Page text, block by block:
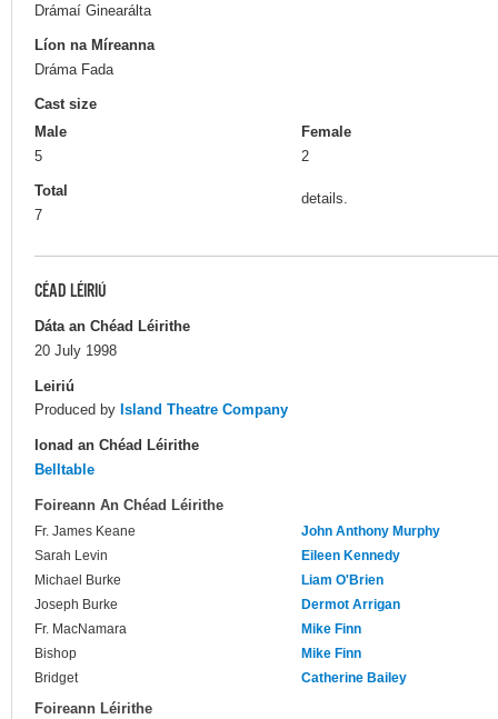
Drámaí Ginearálta
Líon na Míreanna
Dráma Fada
Cast size
Male
5
Female
2
Total
7
details.
CÉAD LÉIRIÚ
Dáta an Chéad Léirithe
20 July 1998
Leiriú
Produced by Island Theatre Company
Ionad an Chéad Léirithe
Belltable
Foireann An Chéad Léirithe
Fr. James Keane
John Anthony Murphy
Sarah Levin
Eileen Kennedy
Michael Burke
Liam O'Brien
Joseph Burke
Dermot Arrigan
Fr. MacNamara
Mike Finn
Bishop
Mike Finn
Bridget
Catherine Bailey
Foireann Léirithe